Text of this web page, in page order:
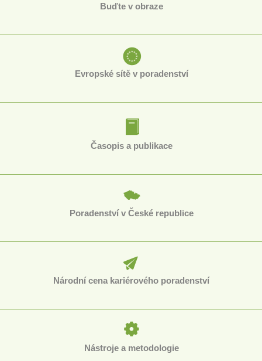
Buďte v obraze
Evropské sítě v poradenství
Časopis a publikace
Poradenství v České republice
Národní cena kariérového poradenství
Nástroje a metodologie